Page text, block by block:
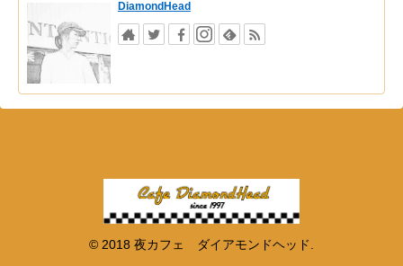
DiamondHead
© 2018 夜カフェ ダイアモンドヘッド.